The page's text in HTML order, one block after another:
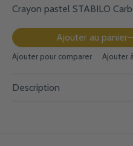
Crayon pastel STABILO
Ajouter au panier
Ajouter pour comparer Ajouter
Description